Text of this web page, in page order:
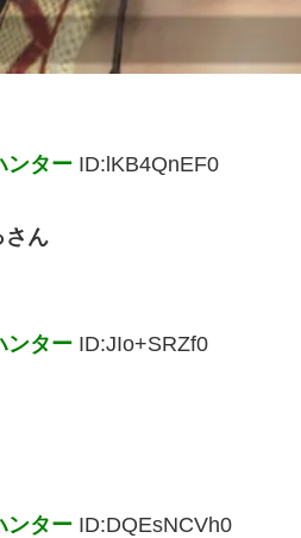
ンター ID:lKB4QnEF0
さん
ンター ID:JIo+SRZf0
ンター ID:DQEsNCVh0